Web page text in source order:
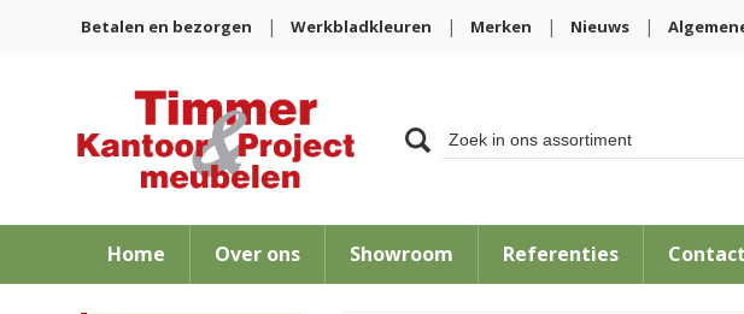
Betalen en bezorgen Werkbladkleuren Merken Nieuws
Home Over ons Showroom Referenties Contact